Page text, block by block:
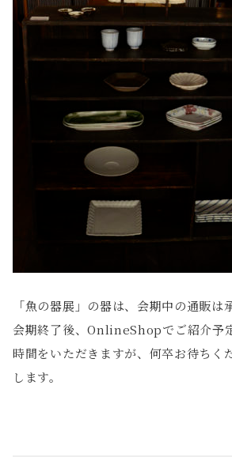
「魚の器展」の器は、会期中の通販は
会期終了後、OnlineShopでご紹介予
時間をいただきますが、何卒お待ちく
します。